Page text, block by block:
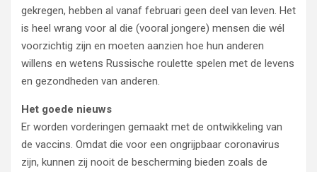
gekregen, hebben al vanaf februari geen deel van leven. Het
is heel wrang voor al die (vooral jongere) mensen die wél
voorzichtig zijn en moeten aanzien hoe hun anderen
willens en wetens Russische roulette spelen met de levens
en gezondheden van anderen.
Het goede nieuws
Er worden vorderingen gemaakt met de ontwikkeling van
de vaccins. Omdat die voor een ongrijpbaar coronavirus
zijn, kunnen zij nooit de bescherming bieden zoals de